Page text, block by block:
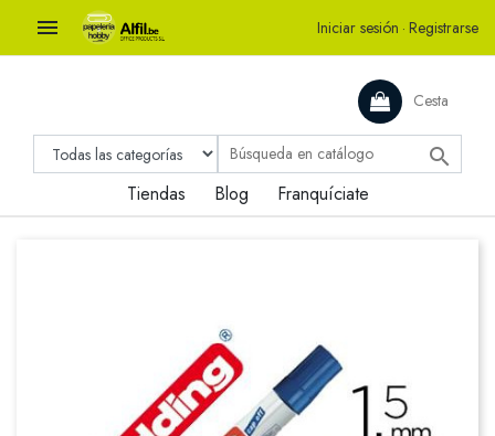
 Iniciar sesión · Registrarse
Cesta

Tiendas Blog Franquíciate